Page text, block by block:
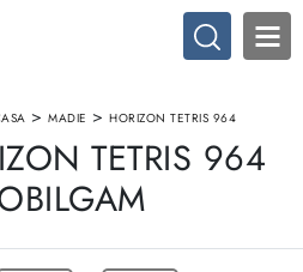
> MADIE > HORIZON TETRIS 964
TETRIS 964